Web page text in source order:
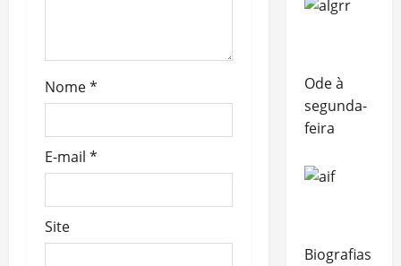
Nome*
E-mail *
Site
Ode à
segunda-
feira
Biografias